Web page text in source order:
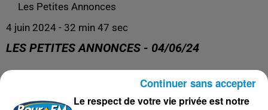
Les Petites Annonces
4 juin 2024 - 32 min 47 sec
LES PETITES ANNONCES - 04/06/24
Le respect de votre vie privée est notre
Continuer sans accepter